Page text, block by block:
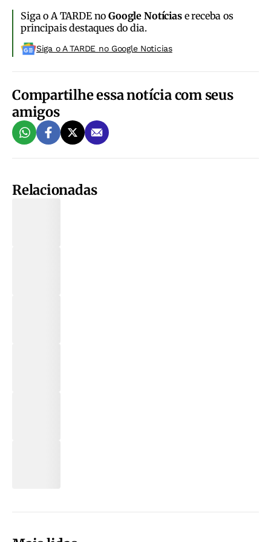
Siga o A TARDE noGoogle Notíciase receba os
principais destaques do dia.
Siga o A TARDE no Google Noticias
Compartilhe essa notícia com seus
amigos
Relacionadas